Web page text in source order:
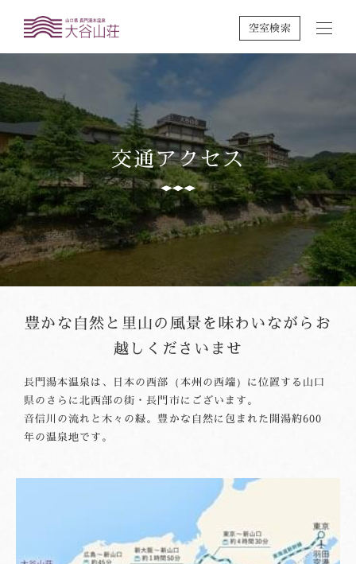
空室検索
交通アクセス
豊かな自然と里山の風景を味わいながら お
越しくださいませ
長門湯本温泉は、日本の西部（本州の西端）に位置する山口
県のさらに北西部の街・長門市にございます。
音信川の流れと木々の緑。豊かな自然に包まれた開湯約600
年の温泉地です。